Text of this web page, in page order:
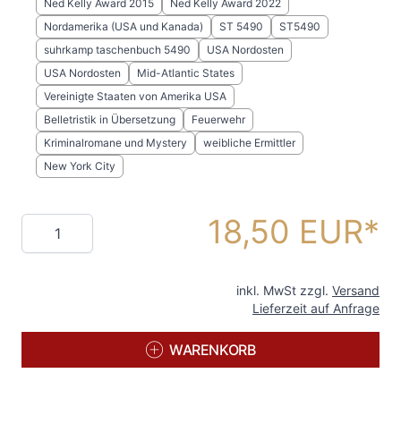
Ned Kelly Award 2015
Ned Kelly Award 2022
Nordamerika (USA und Kanada)
ST 5490
ST5490
suhrkamp taschenbuch 5490
USA Nordosten
USA Nordosten
Mid-Atlantic States
Vereinigte Staaten von Amerika USA
Belletristik in Übersetzung
Feuerwehr
Kriminalromane und Mystery
weibliche Ermittler
New York City
Menge 18,50 EUR
inkl. MwSt zzgl. Versand
Lieferzeit auf Anfrage
WARENKORB